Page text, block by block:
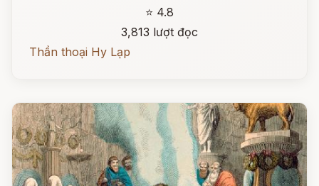
⭐ 4.8
3,813 lượt đọc
Thần thoại Hy Lạp